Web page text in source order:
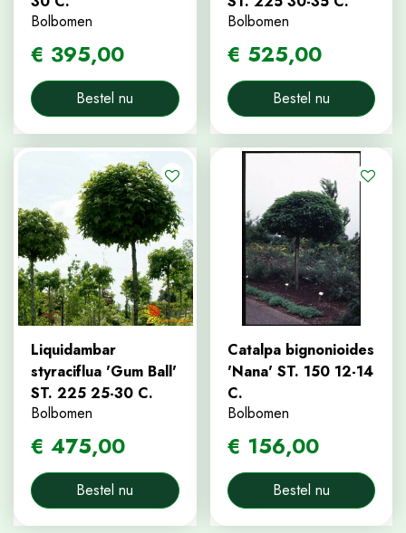
Bolbomen
€ 395,00
Bestel nu
Bolbomen
€ 525,00
Bestel nu
Liquidambar
styraciflua 'Gum Ball'
ST. 225 25-30 C.
Bolbomen
€ 475,00
Bestel nu
Catalpa bignonioides
'Nana' ST. 150 12-14
C.
Bolbomen
€ 156,00
Bestel nu